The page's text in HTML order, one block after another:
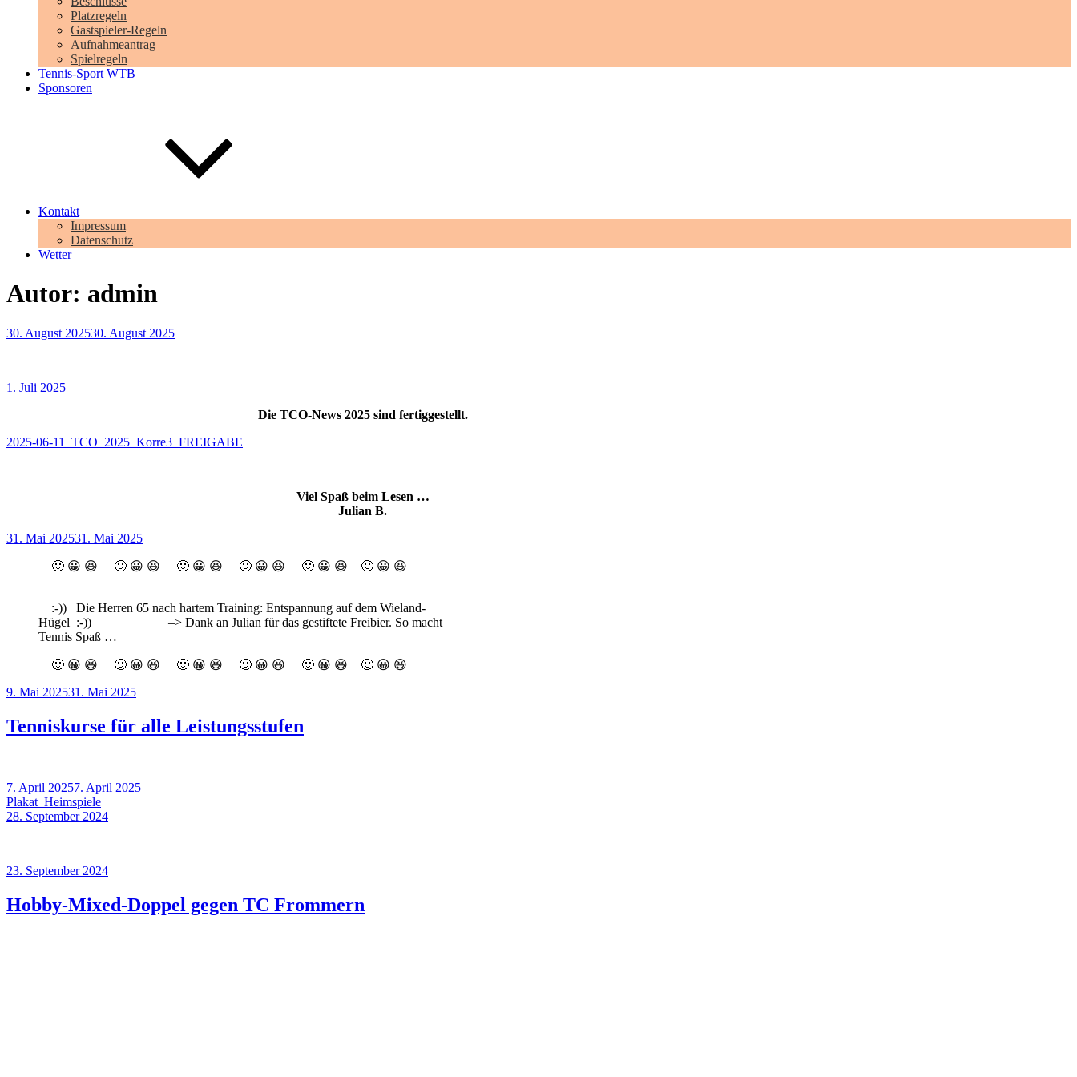
Platzregeln
Gastspieler-Regeln
Aufnahmeantrag
Spielregeln
Tennis-Sport WTB
Sponsoren
Kontakt
Impressum
Datenschutz
Wetter
Autor: admin
Veröffentlicht
30. August 202530. August 2025
Veröffentlicht
1. Juli 2025
Die TCO-News 2025 sind fertiggestellt.
2025-06-11_TCO_2025_Korre3_FREIGABE
Viel Spaß beim Lesen …
Julian B.
Veröffentlicht
31. Mai 202531. Mai 2025
🙂 😀 😆 🙂 😀 😆 🙂 😀 😆 🙂 😀 😆 🙂 😀 😆 🙂 😀 😆
:-)) Die Herren 65 nach hartem Training: Entspannung auf dem Wieland-
Hügel :-)) –> Dank an Julian für das gestiftete Freibier. So macht
Tennis Spaß …
🙂 😀 😆 🙂 😀 😆 🙂 😀 😆 🙂 😀 😆 🙂 😀 😆 🙂 😀 😆
Veröffentlicht
9. Mai 202531. Mai 2025
Tenniskurse für alle Leistungsstufen
Veröffentlicht
am
7. April 20257. April 2025
Plakat_Heimspiele
Veröffentlicht
28. September 2024
Veröffentlicht
23. September 2024
Hobby-Mixed-Doppel gegen TC Frommern